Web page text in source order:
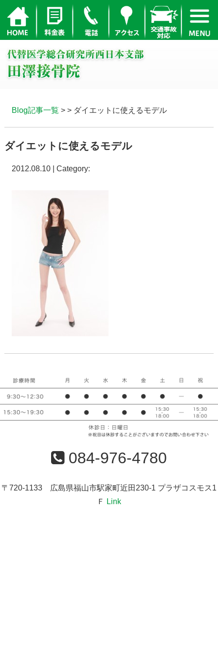
Blog記事一覧 > > ダイエットに使えるモデル
ダイエットに使えるモデル
2012.08.10 | Category:
084-976-4780
〒720-1133 広島県福山市駅家町近田230-1 プラザコスモス1
Ｆ
Link